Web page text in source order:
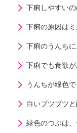
下痢しやすいの
下痢の原因は
下痢のうんち
下痢でも食欲
うんちが緑色
白いブツブツ
緑色のつぶは